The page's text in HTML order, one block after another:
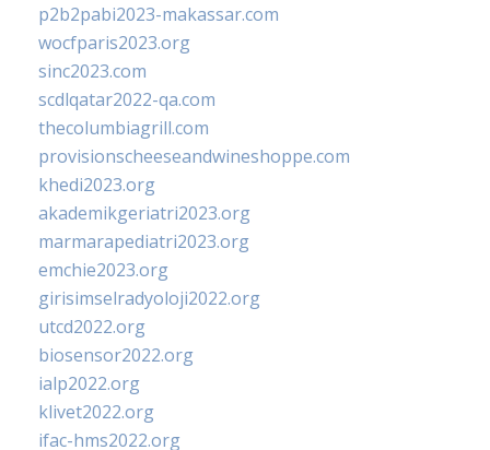
p2b2pabi2023-makassar.com
wocfparis2023.org
sinc2023.com
scdlqatar2022-qa.com
thecolumbiagrill.com
provisionscheeseandwineshoppe.com
khedi2023.org
akademikgeriatri2023.org
marmarapediatri2023.org
emchie2023.org
girisimselradyoloji2022.org
utcd2022.org
biosensor2022.org
ialp2022.org
klivet2022.org
ifac-hms2022.org